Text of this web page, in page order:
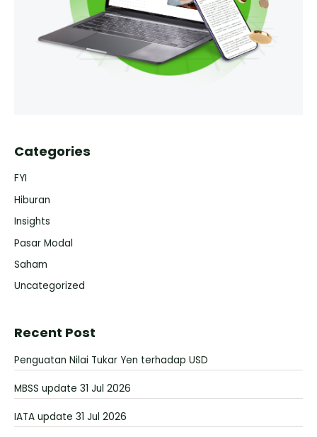
Categories
FYI
Hiburan
Insights
Pasar Modal
Saham
Uncategorized
Recent Post
Penguatan Nilai Tukar Yen terhadap USD
MBSS update 31 Jul 2026
IATA update 31 Jul 2026